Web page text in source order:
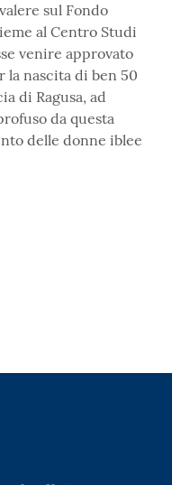
sul Fondo
al Centro Studi
venire approvato
nascita di ben 50
di Ragusa, ad
da questa
delle donne iblee